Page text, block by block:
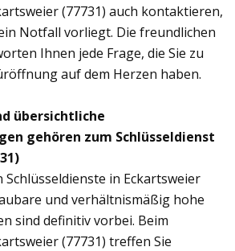
(77731) auch kontaktieren,
Notfall vorliegt. Die freundlichen
Ihnen jede Frage, die Sie zu
auf dem Herzen haben.
übersichtliche
gehören zum Schlüsseldienst
Schlüsseldienste in Eckartsweier
und verhältnismäßig hohe
sind definitiv vorbei. Beim
(77731) treffen Sie